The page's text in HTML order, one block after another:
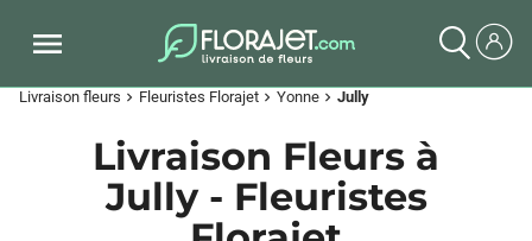
Livraison fleurs chevron_right Fleuristes Florajet chevron_right Yonne chevron_right Jully
Livraison Fleurs à
Jully - Fleuristes